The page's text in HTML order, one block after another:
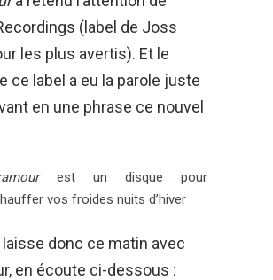
(label de Joss
les plus avertis). Et le
ce label a eu la parole juste
en une phrase ce nouvel
est un disque pour
vos froides nuits d’hiver
laisse donc ce matin avec
en écoute ci-dessous :